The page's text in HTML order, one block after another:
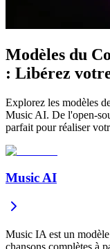
Modèles du
: Libérez
Explorez les modèles
Music AI. De l'open-
parfait pour réaliser
Music AI
Music IA est un